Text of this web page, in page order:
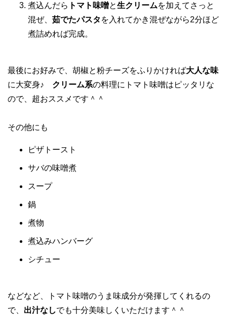
煮込んだら トマト味噌と生クリームを加えてさっと
混ぜ、 茹でたパスタ を入れてかき混ぜながら2分ほど
煮詰めれば完成。
最後にお好みで、胡椒と粉チーズをふりかければ大人な味
に大変身♪ クリーム系の料理にトマト味噌はピッタリな
ので、超おススメです＾＾
その他にも
ピザトースト
サバの味噌煮
スープ
鍋
煮物
煮込みハンバーグ
シチュー
などなど、トマト味噌のうま味成分が発揮してくれるの
で、 出汁なしでも十分美味しくいただけます＾＾